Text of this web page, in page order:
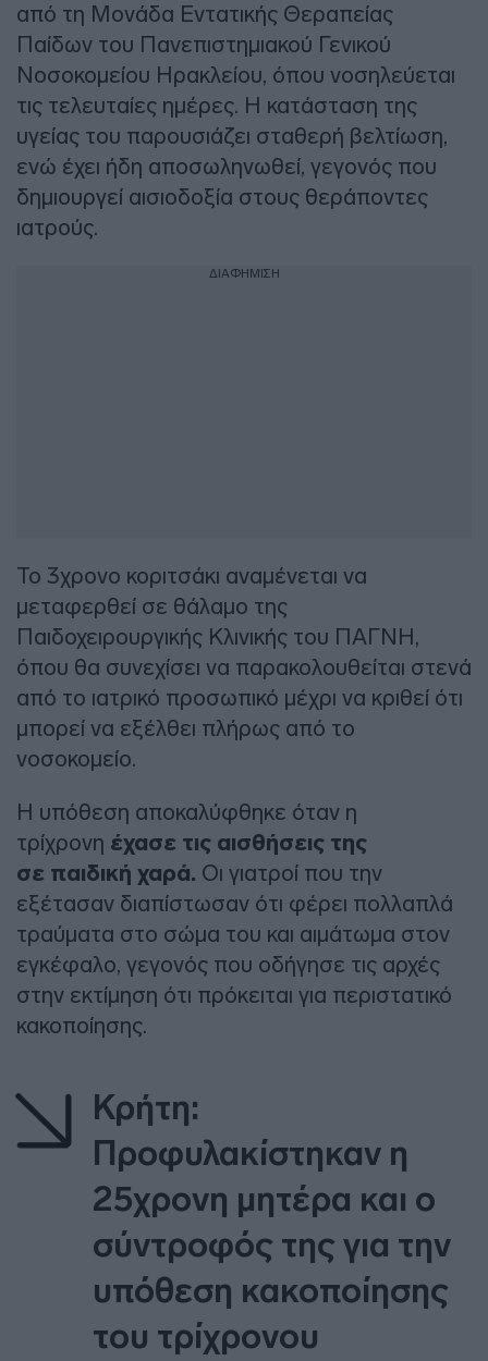
από τη Μονάδα Εντατικής Θεραπείας
Παίδων του Πανεπιστημιακού Γενικού
Νοσοκομείου Ηρακλείου, όπου νοσηλεύεται
τις τελευταίες ημέρες. Η κατάσταση της
υγείας του παρουσιάζει σταθερή βελτίωση,
ενώ έχει ήδη αποσωληνωθεί, γεγονός που
δημιουργεί αισιοδοξία στους θεράποντες
ιατρούς.
ΔΙΑΦΗΜΙΣΗ
Το 3χρονο κοριτσάκι αναμένεται να
μεταφερθεί σε θάλαμο της
Παιδοχειρουργικής Κλινικής του ΠΑΓΝΗ,
όπου θα συνεχίσει να παρακολουθείται στενά
από το ιατρικό προσωπικό μέχρι να κριθεί ότι
μπορεί να εξέλθει πλήρως από το
νοσοκομείο.
Η υπόθεση αποκαλύφθηκε όταν η
τρίχρονη έχασε τις αισθήσεις της
σε παιδική χαρά. Οι γιατροί που την
εξέτασαν διαπίστωσαν ότι φέρει πολλαπλά
τραύματα στο σώμα του και αιμάτωμα στον
εγκέφαλο, γεγονός που οδήγησε τις αρχές
στην εκτίμηση ότι πρόκειται για περιστατικό
κακοποίησης.
Κρήτη:
Προφυλακίστηκαν η
25χρονη μητέρα και ο
σύντροφός της για την
υπόθεση κακοποίησης
του τρίχρονου